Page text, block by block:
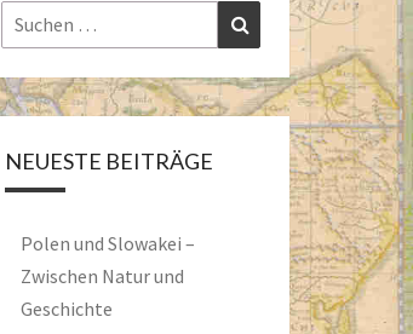
Suchen
nach:
Suchen
NEUESTE BEITRÄGE
Polen und Slowakei –
Zwischen Natur und
Geschichte